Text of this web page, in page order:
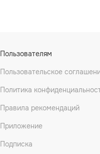
Пользователям
Пользовательское
Политика
Правила рекомендаций
Приложение
Подписка